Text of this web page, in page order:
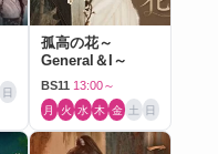
日
孤高の花～
General＆I～
BS11 13:00～
月 火 水 木 金 土 日